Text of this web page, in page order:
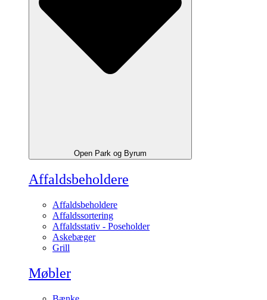
Open Park og Byrum
Affaldsbeholdere
Affaldsbeholdere
Affaldssortering
Affaldsstativ - Poseholder
Askebæger
Grill
Møbler